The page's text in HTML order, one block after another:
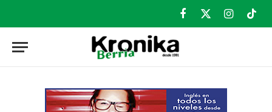
Facebook
X
Instagram